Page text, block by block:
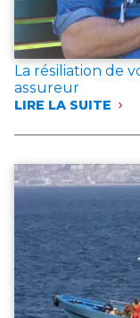
La résiliation de
assureur
LIRE LA SUITE
:
VOTRE
CONTRAT
PAR
VOTRE
ASSUREUR